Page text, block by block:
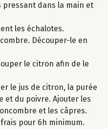
pressant dans la main et
les échalotes.
Découper-le en
le citron afin de le
le jus de citron, la purée
et du poivre. Ajouter les
et les câpres.
pour 6h minimum.